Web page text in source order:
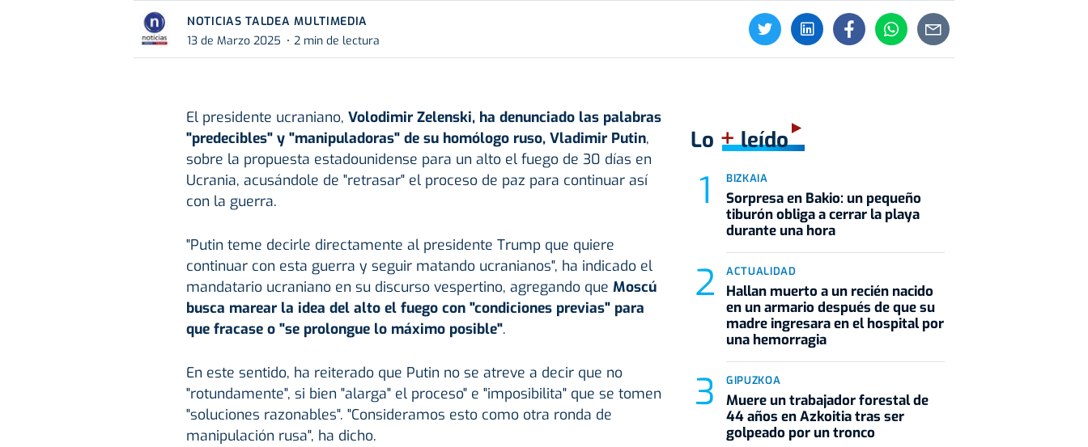
NOTICIAS TALDEA MULTIMEDIA
13 de Marzo 2025
2 min de lectura
El presidente ucraniano, Volodimir Zelenski, ha denunciado las palabras
"predecibles" y "manipuladoras" de su homólogo ruso, Vladimir Putin,
sobre la propuesta estadounidense para un alto el fuego de 30 días en
Ucrania, acusándole de "retrasar" el proceso de paz para continuar así
con la guerra.
"Putin teme decirle directamente al presidente Trump que quiere
continuar con esta guerra y seguir matando ucranianos", ha indicado el
mandatario ucraniano en su discurso vespertino, agregando que Moscú
busca marear la idea del alto el fuego con "condiciones previas" para
que fracase o "se prolongue lo máximo posible".
En este sentido, ha reiterado que Putin no se atreve a decir que no
"rotundamente", si bien "alarga" el proceso" e "imposibilita" que se tomen
"soluciones razonables". "Consideramos esto como otra ronda de
manipulación rusa", ha dicho.
Lo +leído
BIZKAIA
Sorpresa en Bakio: un pequeño
tiburón obliga a cerrar la playa
durante una hora
ACTUALIDAD
Hallan muerto a un recién nacido
en un armario después de que su
madre ingresara en el hospital por
una hemorragia
GIPUZKOA
Muere un trabajador forestal de
44 años en Azkoitia tras ser
golpeado por un tronco